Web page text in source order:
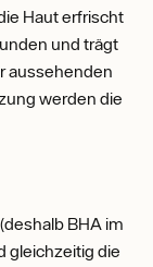
Haut erfrischt
und trägt
aussehenden
werden die
BHA im
gleichzeitig die